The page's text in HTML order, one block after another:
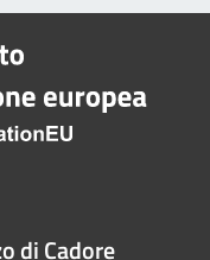
di Cadore